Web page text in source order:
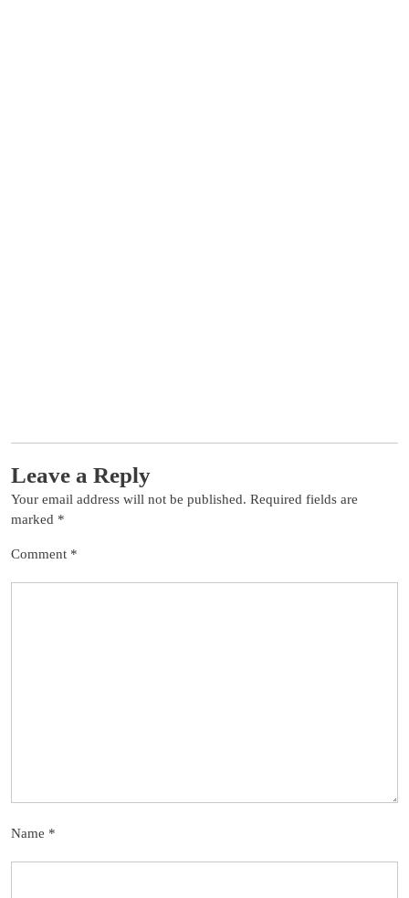
Leave a Reply
Your email address will not be published. Required fields are
marked *
Comment *
Name *